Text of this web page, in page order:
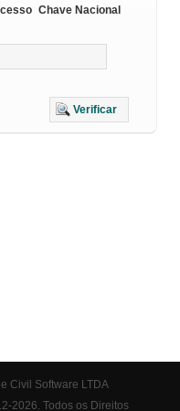
Chave Nacional
Verificar
Civil Software LTDA
2026. Todos os Direitos